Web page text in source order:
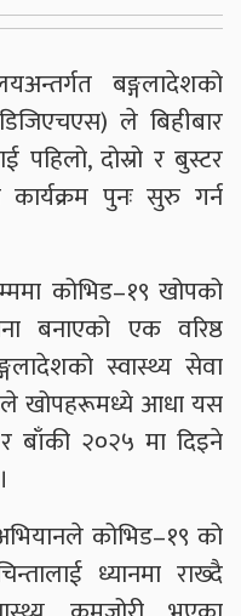
बङ्गलादेशको
ले बिहीबार
पहिलो, दोस्रो र बुस्टर
पुनः सुरु गर्न
कोभिड–१९ खोपको
बनाएको एक वरिष्ठ
स्वास्थ्य सेवा
खोपहरूमध्ये आधा यस
बाँकी २०२५ मा दिइने
कोभिड–१९ को
ध्यानमा राख्दै